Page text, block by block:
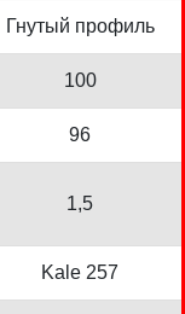
Гнутый профиль
100
96
1,5
Kale 257